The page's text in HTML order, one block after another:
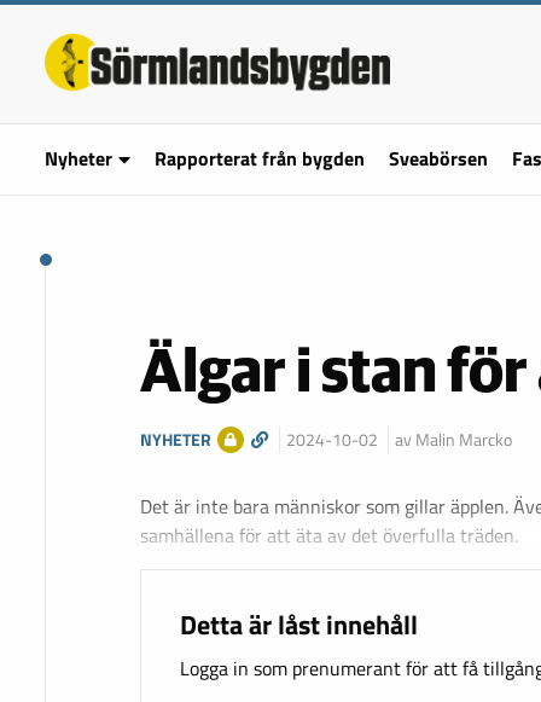
Nyheter Rapporterat från bygden Sveabörsen
Älgar i stan
NYHETER 2024-10-02 av Malin Marcko
Det är inte bara människor som gillar äpplen.
samhällena för att äta av det överfulla träden.
Detta är låst innehåll
Logga in som prenumerant för att få